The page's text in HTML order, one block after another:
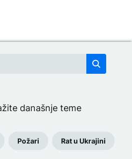
današnje teme
Požari Rat u Ukrajini